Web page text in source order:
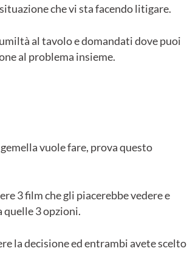
che vi sta facendo litigare.
al tavolo e domandati dove puoi
al problema insieme.
vuole fare, prova questo
3 film che gli piacerebbe vedere e
quelle 3 opzioni.
la decisione ed entrambi avete scelto